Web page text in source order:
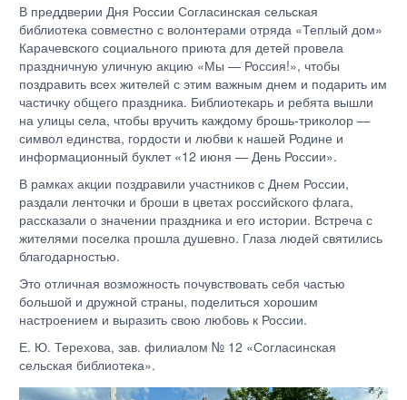
В преддверии Дня России Согласинская сельская
библиотека совместно с волонтерами отряда «Теплый дом»
Карачевского социального приюта для детей провела
праздничную уличную акцию «Мы — Россия!», чтобы
поздравить всех жителей с этим важным днем и подарить им
частичку общего праздника. Библиотекарь и ребята вышли
на улицы села, чтобы вручить каждому брошь-триколор —
символ единства, гордости и любви к нашей Родине и
информационный буклет «12 июня — День России».
В рамках акции поздравили участников с Днем России,
раздали ленточки и броши в цветах российского флага,
рассказали о значении праздника и его истории. Встреча с
жителями поселка прошла душевно. Глаза людей святились
благодарностью.
Это отличная возможность почувствовать себя частью
большой и дружной страны, поделиться хорошим
настроением и выразить свою любовь к России.
Е. Ю. Терехова, зав. филиалом № 12 «Согласинская
сельская библиотека».